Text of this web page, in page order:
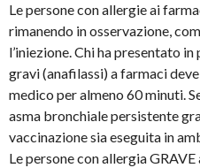
Le persone con allergie ai
rimanendo in osservazione,
l’iniezione. Chi ha presentato
gravi (anafilassi) a farmaci
medico per almeno 60 minuti.
asma bronchiale persistente
vaccinazione sia eseguita in
Le persone con allergia